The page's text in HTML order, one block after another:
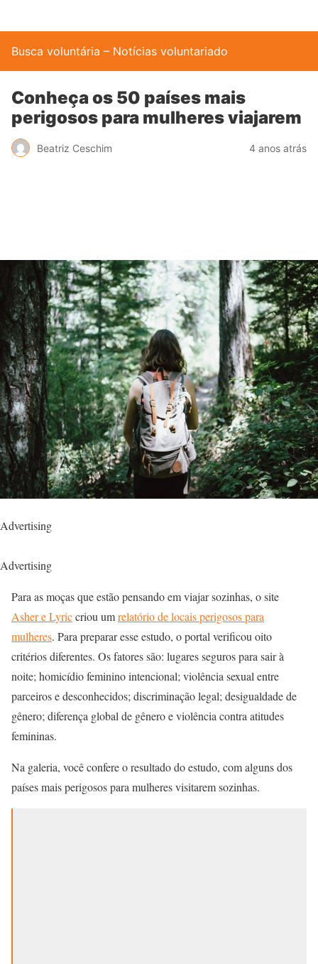
Busca voluntária – Notícias voluntariado
Conheça os 50 países mais
perigosos para mulheres viajarem
Beatriz Ceschim 4 anos atrás
Advertising
Advertising
Para as moças que estão pensando em viajar sozinhas, o site
Asher e Lyriccriou umrelatório de locais perigosos para
mulheres. Para preparar esse estudo, o portal verificou oito
critérios diferentes. Os fatores são: lugares seguros para sair à
noite; homicídio feminino intencional; violência sexual entre
parceiros e desconhecidos; discriminação legal; desigualdade de
gênero; diferença global de gênero e violência contra atitudes
femininas.
Na galeria, você confere o resultado do estudo, com alguns dos
países mais perigosos para mulheres visitarem sozinhas.